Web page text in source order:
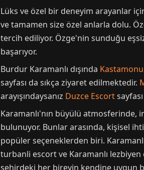
Lüks ve özel bir deneyim arayanlar
ve tamamen size özel anlarla dolu.
tercih ediliyor. Özge'nin sunduğu
başarıyor.
Burdur Karamanlı dışında
sayfası da sıkça ziyaret edilmektedir.
arayışındaysanız Duzce Escort
Karamanlı'nın büyülü atmosferinde,
bulunuyor. Bunlar arasında, kişisel
popüler seçeneklerden biri.
turbanli escort ve Karamanlı
şehirdeki her bireyin kendine uygun